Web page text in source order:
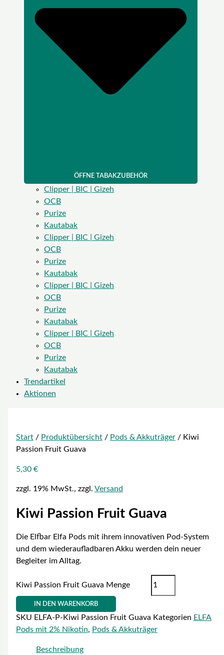
ÖFFNE TABAKZUBEHÖR
Clipper | BIC | Gizeh
OCB
Purize
Kautabak
Clipper | BIC | Gizeh
OCB
Purize
Kautabak
Clipper | BIC | Gizeh
OCB
Purize
Kautabak
Clipper | BIC | Gizeh
OCB
Purize
Kautabak
Trendartikel
Aktionen
Start/ Produktübersicht/ Pods & Akkuträger/ Kiwi
Passion Fruit Guava
5,30 €
zzgl. 19% MwSt., zzgl. Versand
Kiwi Passion Fruit Guava
Die Elfbar Elfa Pods mit ihrem innovativen Pod-System
und dem wiederaufladbaren Akku werden dein neuer
Begleiter im Alltag.
Kiwi Passion Fruit Guava Menge
IN DEN WARENKORB
SKU ELFA-P-Kiwi Passion Fruit Guava Kategorien ELFA
Pods mit 2% Nikotin, Pods & Akkuträger
Beschreibung